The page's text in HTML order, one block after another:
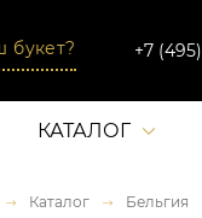
букет? +7
КАТАЛОГ
Каталог Бельгия